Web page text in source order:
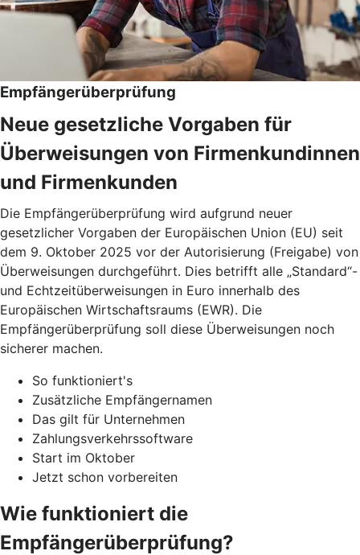
Empfängerüberprüfung
Neue gesetzliche Vorgaben für
Überweisungen von Firmenkundinnen
und Firmenkunden
Die Empfängerüberprüfung wird aufgrund neuer
gesetzlicher Vorgaben der Europäischen Union (EU) seit
dem 9. Oktober 2025 vor der Autorisierung (Freigabe) von
Überweisungen durchgeführt. Dies betrifft alle „Standard“-
und Echtzeitüberweisungen in Euro innerhalb des
Europäischen Wirtschaftsraums (EWR). Die
Empfängerüberprüfung soll diese Überweisungen noch
sicherer machen.
So funktioniert's
Zusätzliche Empfängernamen
Das gilt für Unternehmen
Zahlungsverkehrssoftware
Start im Oktober
Jetzt schon vorbereiten
Wie funktioniert die
Empfängerüberprüfung?